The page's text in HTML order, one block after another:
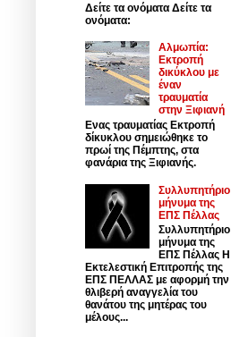
Δείτε τα ονόματα Δείτε τα
ονόματα:
Αλμωπία:
Εκτροπή
δικύκλου με
έναν
τραυματία
στην Ξιφιανή
Ενας τραυματίας Εκτροπή
δίκυκλου σημειώθηκε το
πρωί της Πέμπτης, στα
φανάρια της Ξιφιανής.
Συλλυπητήριο
μήνυμα της
ΕΠΣ Πέλλας
Συλλυπητήριο
μήνυμα της
ΕΠΣ Πέλλας Η
Εκτελεστική Επιτροπής της
ΕΠΣ ΠΕΛΛΑΣ με αφορμή την
θλιβερή αναγγελία του
θανάτου της μητέρας του
μέλους...